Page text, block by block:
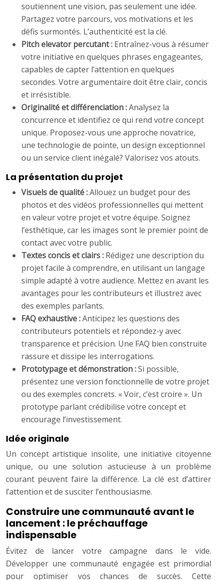
soutiennent une vision, pas seulement une idée.
Partagez votre parcours, vos motivations et les
défis surmontés. L’authenticité est la clé.
Pitch elevator percutant : Entraînez-vous à résumer
votre initiative en quelques phrases engageantes,
capables de capter l’attention en quelques
secondes. Votre argumentaire doit être clair, concis
et irrésistible.
Originalité et différenciation :Analysez la
concurrence et identifiez ce qui rend votre concept
unique. Proposez-vous une approche novatrice,
une technologie de pointe, un design exceptionnel
ou un service client inégalé? Valorisez vos atouts.
La présentation du projet
Visuels de qualité :Allouez un budget pour des
photos et des vidéos professionnelles qui mettent
en valeur votre projet et votre équipe. Soignez
l’esthétique, car les images sont le premier point de
contact avec votre public.
Textes concis et clairs : Rédigez une description du
projet facile à comprendre, en utilisant un langage
simple adapté à votre audience. Mettez en avant les
avantages pour les contributeurs et illustrez avec
des exemples parlants.
FAQ exhaustive :Anticipez les questions des
contributeurs potentiels et répondez-y avec
transparence et précision. Une FAQ bien construite
rassure et dissipe les interrogations.
Prototypage et démonstration :Si possible,
présentez une version fonctionnelle de votre projet
ou des exemples concrets. « Voir, c’est croire ». Un
prototype parlant crédibilise votre concept et
encourage l’investissement.
Idée originale
Un concept artistique insolite, une initiative citoyenne
unique, ou une solution astucieuse à un problème
courant peuvent faire la différence. La clé est d’attirer
l’attention et de susciter l’enthousiasme.
Construire une communauté avant le
lancement : le préchauffage
indispensable
Évitez de lancer votre campagne dans le vide.
Développer une communauté engagée est primordial
pour optimiser vos chances de succès. Cette